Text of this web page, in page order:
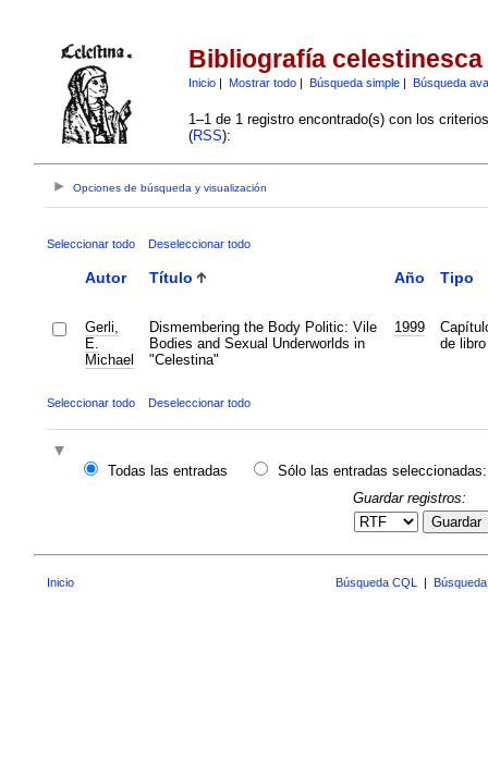
Bibliografía celestinesca
Inicio| Mostrar todo| Búsqueda simple| Búsqueda
1–1 de 1 registro encontrado(s) con los
(RSS):
Opciones de búsqueda y visualización
Seleccionar todo Deseleccionar todo
Autor Título Año Tipo
Gerli,
E.
Michael
Dismembering the Body Politic: Vile
Bodies and Sexual Underworlds in
"Celestina"
1999
de libro
Seleccionar todo Deseleccionar todo
Todas las entradas
Sólo las entradas seleccionadas:
Guardar registros:
Guardar
Inicio Búsqueda CQL